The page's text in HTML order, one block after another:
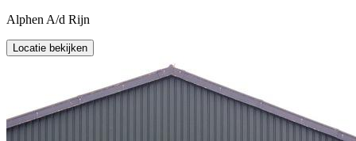
Alphen A/d Rijn
Locatie bekijken